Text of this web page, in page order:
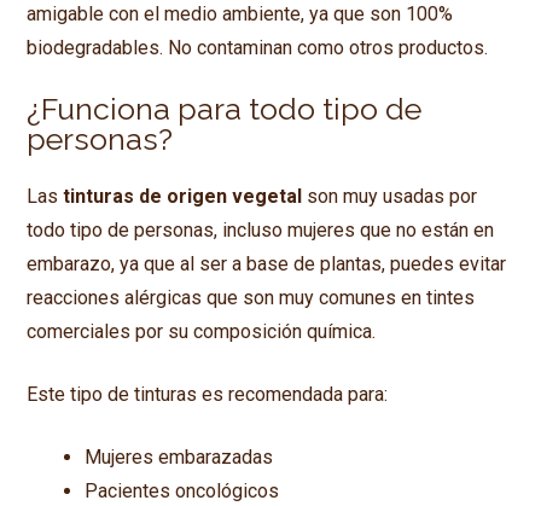
amigable con el medio ambiente, ya que son 100%
biodegradables. No contaminan como otros productos.
¿Funciona para todo tipo de
personas?
Lastinturas de origen vegetal son muy usadas por
todo tipo de personas, incluso mujeres que no están en
embarazo, ya que al ser a base de plantas, puedes evitar
reacciones alérgicas que son muy comunes en tintes
comerciales por su composición química.
Este tipo de tinturas es recomendada para:
Mujeres embarazadas
Pacientes oncológicos